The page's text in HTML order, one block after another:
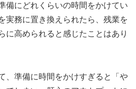
備にどれくらいの時間をかけてい
実務に置き換えられたら、残業を
に高められると感じたことはあり
、準備に時間をかけすぎると「や